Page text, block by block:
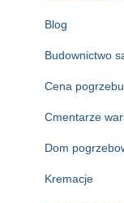
Blog
Budownictwo
Cena pogrzebu
Cmentarze
Dom
Kremacje